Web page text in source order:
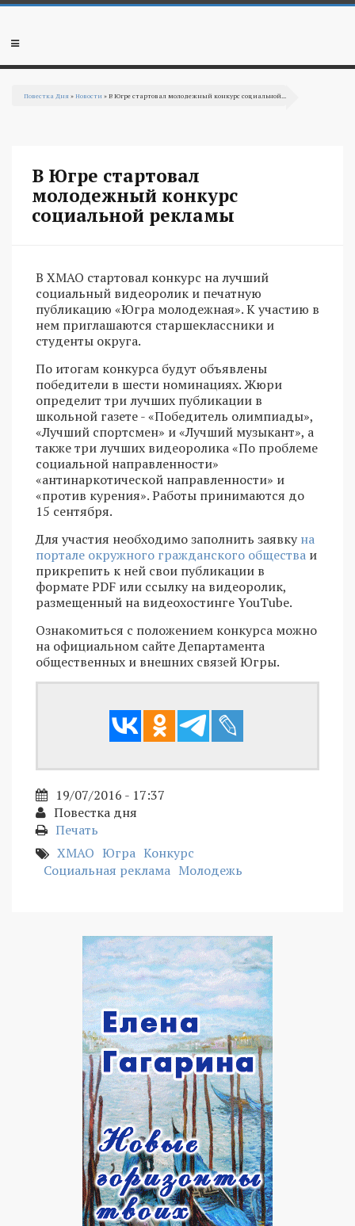
Перейти к основному содержанию
Мобильное
Повестка Дня »Новости » В Югре стартовал молодежный конкурс социальной...
В Югре стартовал
молодежный конкурс
социальной рекламы
В ХМАО стартовал конкурс на лучший
социальный видеоролик и печатную
публикацию «Югра молодежная». К участию в
нем приглашаются старшеклассники и
студенты округа.
По итогам конкурса будут объявлены
победители в шести номинациях. Жюри
определит три лучших публикации в
школьной газете - «Победитель олимпиады»,
«Лучший спортсмен» и «Лучший музыкант», а
также три лучших видеоролика «По проблеме
социальной направленности»
«антинаркотической направленности» и
«против курения». Работы принимаются до
15 сентября.
Для участия необходимо заполнить заявкуна
портале окружного гражданского общества и
прикрепить к ней свои публикации в
формате PDF или ссылку на видеоролик,
размещенный на видеохостинге YouTube.
Ознакомиться с положением конкурса можно
на официальном сайте Департамента
общественных и внешних связей Югры.
19/07/2016 - 17:37
Повестка дня
Печать
ХМАО Югра Конкурс
Социальная реклама Молодежь